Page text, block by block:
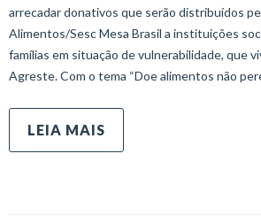
arrecadar donativos que serão distribuídos
Alimentos/Sesc Mesa Brasil a instituições
famílias em situação de vulnerabilidade, que
Agreste. Com o tema “Doe alimentos não
LEIA MAIS